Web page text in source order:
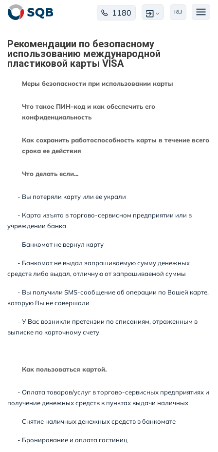
1180 RU
Рекомендации по безопасному
использованию международной
пластиковой карты VISA
Меры безопасности при использовании карты
Что такое ПИН-код и как обеспечить его
конфиденциальность
Как сохранить работоспособность карты в течение всего
срока ее действия
Что делать если...
- Вы потеряли карту или ее украли
- Карта изъята в торгово-сервисном предприятии или в
учреждении банка
- Банкомат не вернул карту
- Банкомат не выдал запрашиваемую сумму денежных
средств либо выдал, отличную от запрашиваемой суммы
- Вы получили SMS-сообщение об операции по Вашей карте,
которую Вы не совершали
- У Вас возникли претензии по списаниям, отраженным в
выписке по карточному счету
Как пользоваться картой.
- Оплата товаров/услуг в торгово-сервисных предприятиях и
получение денежных средств в пунктах выдачи наличных
- Снятие наличных денежных средств в банкомате
- Бронирование и оплата гостиниц